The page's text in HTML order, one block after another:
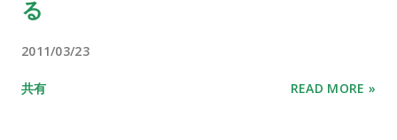
る
2011/03/23
共有 READ MORE »